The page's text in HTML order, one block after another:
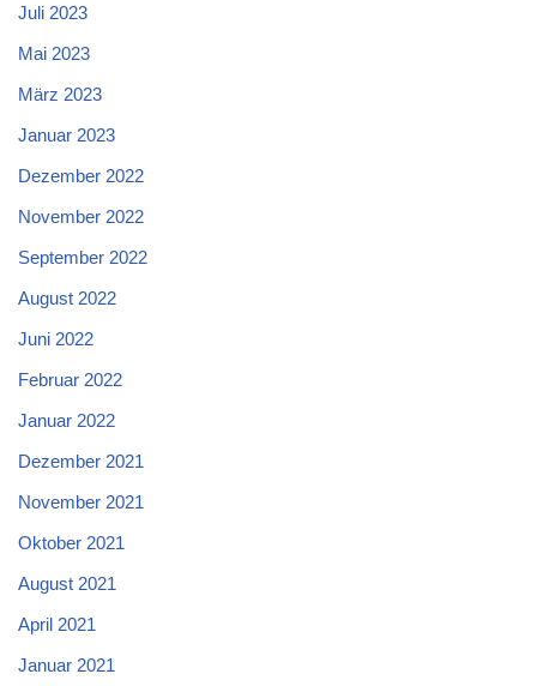
Juli 2023
Mai 2023
März 2023
Januar 2023
Dezember 2022
November 2022
September 2022
August 2022
Juni 2022
Februar 2022
Januar 2022
Dezember 2021
November 2021
Oktober 2021
August 2021
April 2021
Januar 2021